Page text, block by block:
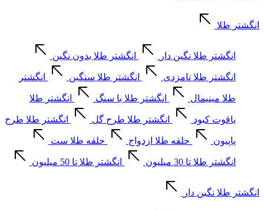
انگشتر طلا
انگشتر طلا نگین دار انگشتر طلا بدون نگین
انگشتر طلا نامزدی انگشتر طلا سنگین انگشتر
طلا مینیمال انگشتر طلا با سنگ انگشتر طلا
یاقوت کبود انگشتر طلا طرح گل انگشتر طلا طرح
پاپیون حلقه طلا ازدواج حلقه طلا ست
انگشتر طلا تا 30 میلیون انگشتر طلا تا 50 میلیون
انگشتر طلا نگین دار